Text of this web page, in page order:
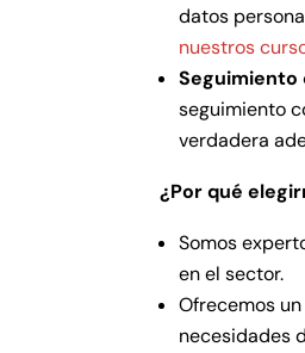
datos
nuestros
seguimiento
verdadera
¿Por qué
Somos
en el sector.
Ofrecemos
necesidades